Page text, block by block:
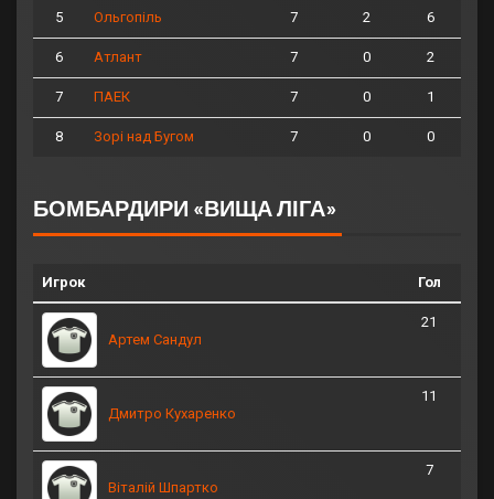
5 Ольгопіль 7 2 6
6 Атлант 7 0 2
7 ПАЕК 7 0 1
8 Зорі над Бугом 7 0 0
БОМБАРДИРИ «ВИЩА ЛІГА»
Игрок Гол
Артем Сандул
21
Дмитро Кухаренко
11
Віталій Шпартко
7